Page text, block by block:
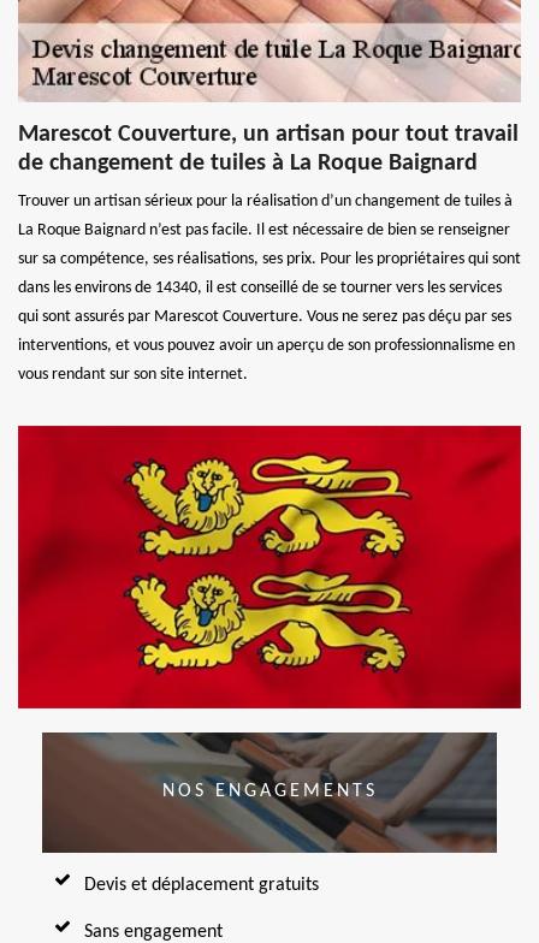
Marescot Couverture, un artisan pour tout travail
de changement de tuiles à La Roque Baignard
Trouver un artisan sérieux pour la réalisation d’un changement de tuiles à
La Roque Baignard n’est pas facile. Il est nécessaire de bien se renseigner
sur sa compétence, ses réalisations, ses prix. Pour les propriétaires qui sont
dans les environs de 14340, il est conseillé de se tourner vers les services
qui sont assurés par Marescot Couverture. Vous ne serez pas déçu par ses
interventions, et vous pouvez avoir un aperçu de son professionnalisme en
vous rendant sur son site internet.
NOS ENGAGEMENTS
Devis et déplacement gratuits
Sans engagement